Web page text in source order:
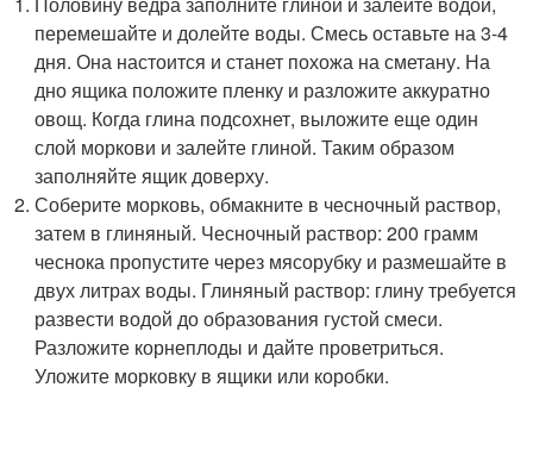
перемешайте и долейте воды. Смесь оставьте на 3-4
дня. Она настоится и станет похожа на сметану. На
дно ящика положите пленку и разложите аккуратно
овощ. Когда глина подсохнет, выложите еще один
слой моркови и залейте глиной. Таким образом
заполняйте ящик доверху.
Соберите морковь, обмакните в чесночный раствор,
затем в глиняный. Чесночный раствор: 200 грамм
чеснока пропустите через мясорубку и размешайте в
двух литрах воды. Глиняный раствор: глину требуется
развести водой до образования густой смеси.
Разложите корнеплоды и дайте проветриться.
Уложите морковку в ящики или коробки.